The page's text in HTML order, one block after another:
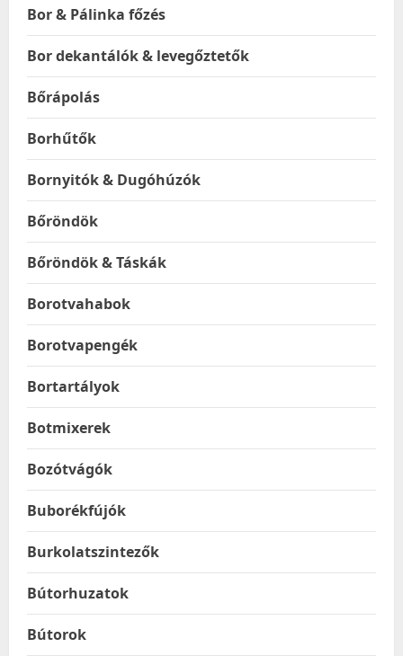
Bor & Pálinka főzés
Bor dekantálók & levegőztetők
Bőrápolás
Borhűtők
Bornyitók & Dugóhúzók
Bőröndök
Bőröndök & Táskák
Borotvahabok
Borotvapengék
Bortartályok
Botmixerek
Bozótvágók
Buborékfújók
Burkolatszintezők
Bútorhuzatok
Bútorok